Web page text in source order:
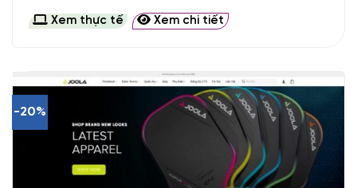
Xem thực tế Xem chi tiết
-20%